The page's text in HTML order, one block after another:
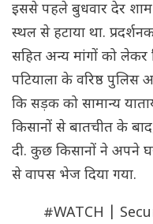
इससे पहले बुधवार देर
स्थल से हटाया था.
सहित अन्य मांगों को लेकर
पटियाला के वरिष्ठ पुलिस
कि सड़क को सामान्य
किसानों से बातचीत के
दी. कुछ किसानों ने अपने
से वापस भेज दिया गया.
#WATCH |